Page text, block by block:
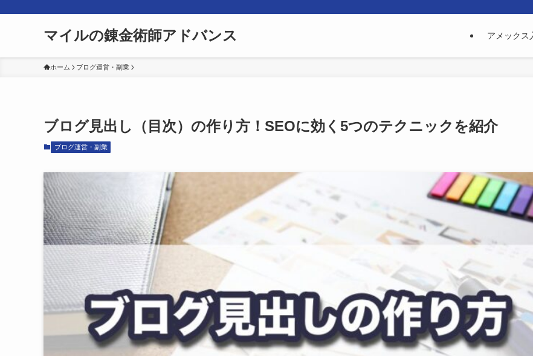
マイルの錬金術師アドバンス アメックス
ホーム ブログ運営・副業
ブログ見出し（目次）の作り方！SEOに効く5つのテクニックを紹介
ブログ運営・副業